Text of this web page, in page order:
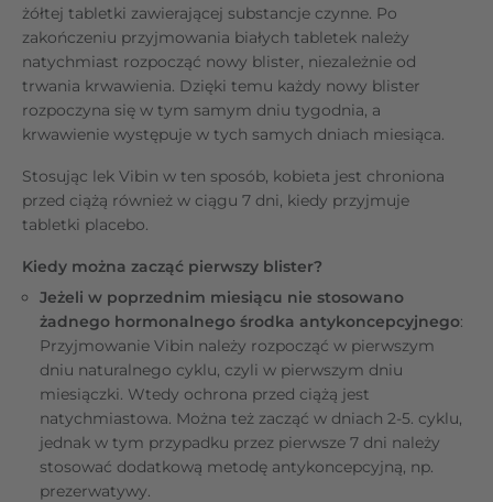
żółtej tabletki zawierającej substancje czynne. Po
zakończeniu przyjmowania białych tabletek należy
natychmiast rozpocząć nowy blister, niezależnie od
trwania krwawienia. Dzięki temu każdy nowy blister
rozpoczyna się w tym samym dniu tygodnia, a
krwawienie występuje w tych samych dniach miesiąca.
Stosując lek Vibin w ten sposób, kobieta jest chroniona
przed ciążą również w ciągu 7 dni, kiedy przyjmuje
tabletki placebo.
Kiedy można zacząć pierwszy blister?
Jeżeli w poprzednim miesiącu nie stosowano
żadnego hormonalnego środka antykoncepcyjnego:
Przyjmowanie Vibin należy rozpocząć w pierwszym
dniu naturalnego cyklu, czyli w pierwszym dniu
miesiączki. Wtedy ochrona przed ciążą jest
natychmiastowa. Można też zacząć w dniach 2-5. cyklu,
jednak w tym przypadku przez pierwsze 7 dni należy
stosować dodatkową metodę antykoncepcyjną, np.
prezerwatywy.